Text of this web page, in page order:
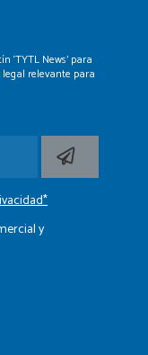
‘TYTL News’ para
relevante para
y